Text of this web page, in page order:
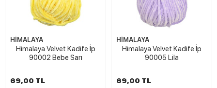
HİMALAYA
Himalaya Velvet Kadife İp
90002 Bebe Sarı
69,00 TL
HİMALAYA
Himalaya Velvet Kadife İp
90005 Lila
69,00 TL